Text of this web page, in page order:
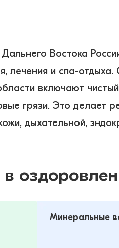
Востока
лечения и спа-
включают
грязи. Это делает
Минеральные